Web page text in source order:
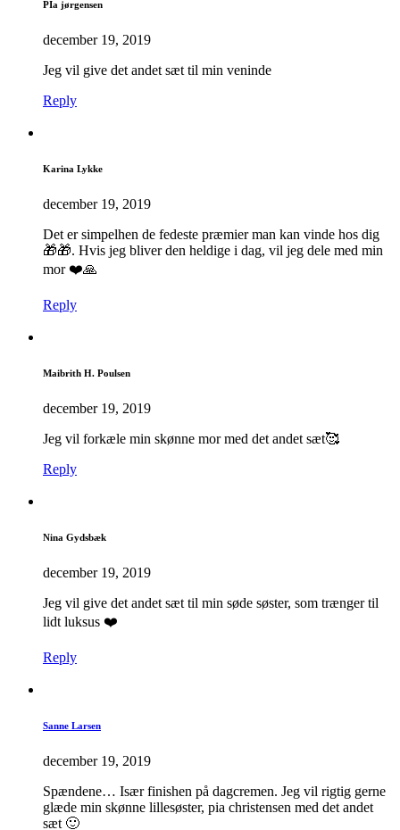
PIa jørgensen
december 19, 2019
Jeg vil give det andet sæt til min veninde
Reply
Karina Lykke
december 19, 2019
Det er simpelhen de fedeste præmier man kan vinde hos dig
🎁🎁. Hvis jeg bliver den heldige i dag, vil jeg dele med min
mor ❤️🙏
Reply
Maibrith H. Poulsen
december 19, 2019
Jeg vil forkæle min skønne mor med det andet sæt🥰
Reply
Nina Gydsbæk
december 19, 2019
Jeg vil give det andet sæt til min søde søster, som trænger til
lidt luksus ❤️
Reply
Sanne Larsen
december 19, 2019
Spændene… Især finishen på dagcremen. Jeg vil rigtig gerne
glæde min skønne lillesøster, pia christensen med det andet
sæt 🙂